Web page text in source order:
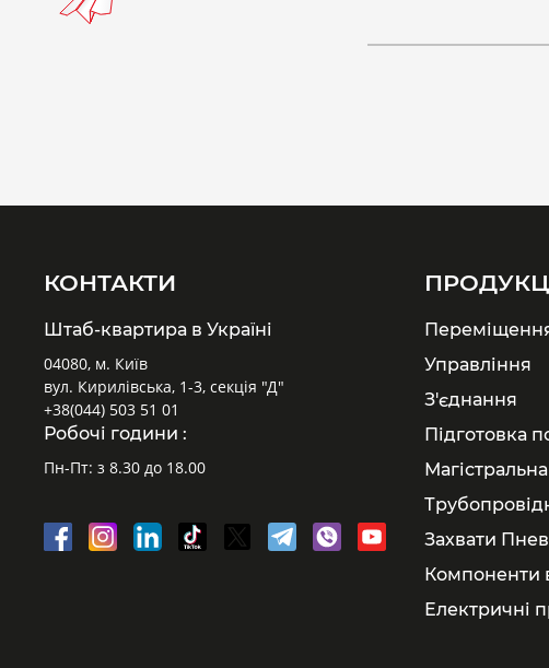
КОНТАКТИ
Штаб-квартира в Україні
04080, м. Київ
вул. Кирилівська, 1-3, секція "Д"
+38(044) 503 51 01
Робочі години :
Пн-Пт: з 8.30 до 18.00
Управління
З'єднання
Підготовка
Захвати
Компоненти
Електричні